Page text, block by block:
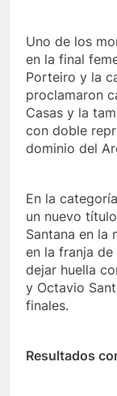
Uno de los
en la final
Porteiro y la
proclamaron
Casas y la
con doble
dominio del
En la
un nuevo
Santana en la
en la franja
dejar huella
y Octavio
finales.
Resultados